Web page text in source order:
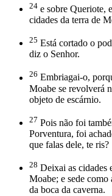
24 e sobre Queriote,
cidades da terra de
25 Está cortado o
diz o Senhor.
26 Embriagai-o,
Moabe se revolverá
objeto de escárnio.
27 Pois não foi
Porventura, foi
que falas dele, te ris?
28 Deixai as cidades
Moabe; e sede como
da boca da caverna.